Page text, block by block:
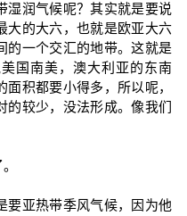
湿润气候呢？其实就是要说
大的大六，也就是欧亚大六
的一个交汇的地带。这就是
国南美，澳大利亚的东南
积都要小得多，所以呢，
的较少，没法形成。像我们
要亚热带季风气候，因为他